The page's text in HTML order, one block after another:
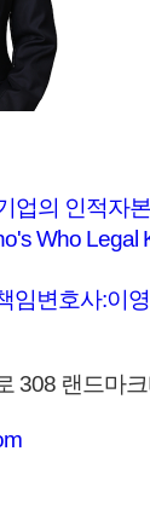
업의 인적자
Who Legal
임변호사:이
308 랜드마